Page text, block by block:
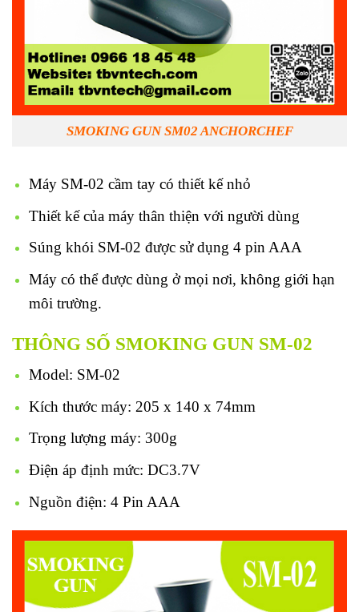
SMOKING GUN SM02 ANCHORCHEF
Máy SM-02 cầm tay có thiết kế nhỏ
Thiết kế của máy thân thiện với người dùng
Súng khói SM-02 được sử dụng 4 pin AAA
Máy có thể được dùng ở mọi nơi, không giới hạn
môi trường.
THÔNG SỐ SMOKING GUN SM-02
Model: SM-02
Kích thước máy: 205 x 140 x 74mm
Trọng lượng máy: 300g
Điện áp định mức: DC3.7V
Nguồn điện: 4 Pin AAA